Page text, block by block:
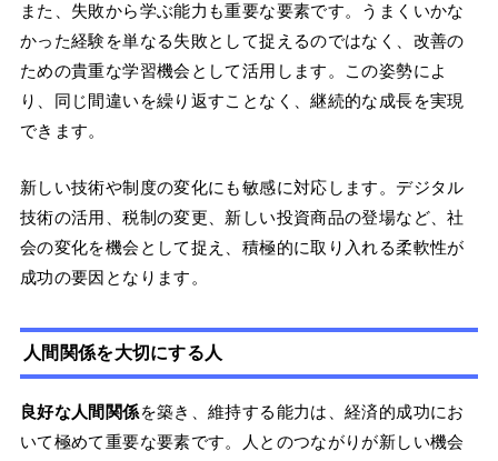
また、失敗から学ぶ能力も重要な要素です。うまくいかな
かった経験を単なる失敗として捉えるのではなく、改善の
ための貴重な学習機会として活用します。この姿勢によ
り、同じ間違いを繰り返すことなく、継続的な成長を実現
できます。
新しい技術や制度の変化にも敏感に対応します。デジタル
技術の活用、税制の変更、新しい投資商品の登場など、社
会の変化を機会として捉え、積極的に取り入れる柔軟性が
成功の要因となります。
人間関係を大切にする人
良好な人間関係を築き、維持する能力は、経済的成功にお
いて極めて重要な要素です。人とのつながりが新しい機会